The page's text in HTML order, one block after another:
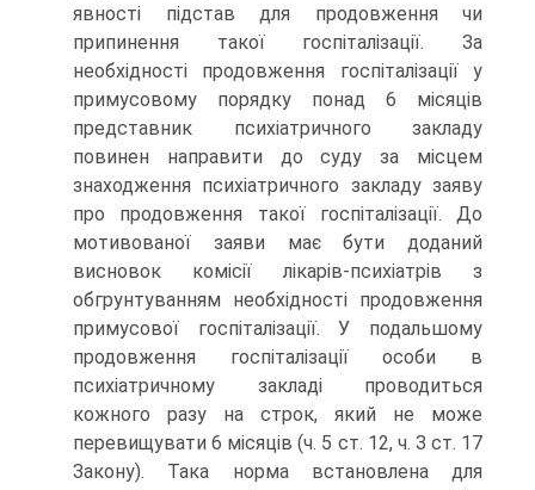
явності підстав для продовження чи
припинення такої госпіталізації. За
необхідності продовження госпіталізації у
примусовому порядку понад 6 місяців
представник психіатричного закладу
повинен напра­вити до суду за місцем
знаходження психіатричного закладу заяву
про продовження такої госпіталізації. До
мотивованої заяви має бути до­даний
висновок комісії лікарів-психіатрів з
обгрунтуванням необхід­ності продовження
примусової госпіталізації. У подальшому
продов­ження госпіталізації особи в
психіатричному закладі проводиться
кожного разу на строк, який не може
перевищувати 6 місяців (ч. 5 ст. 12, ч. З ст. 17
Закону). Така норма встановлена для